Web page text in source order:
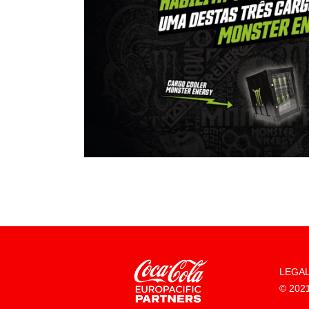
LEGAL
©
Estes cookies permitem-nos
nosso website e melhorá-lo.
website. Toda a informação
Cookies dirigidos
Estes cookies podem ser
parceiros para criar perfis com
diretamente informação
de cookies